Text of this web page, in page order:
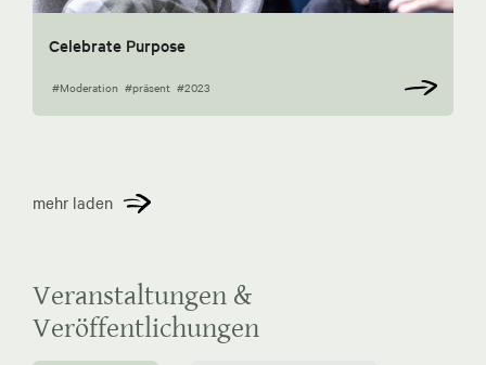
Celebrate Purpose
#Moderation #präsent #2023
mehr laden
Veranstaltungen &
Veröffentlichungen